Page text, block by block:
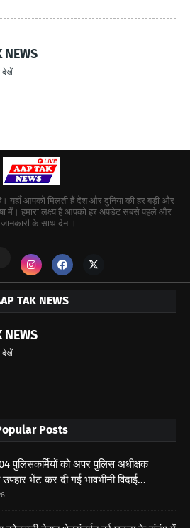
NEWS
देखें
यहाँ आपको मिलती हैं देश और दुनिया की हर बड़ी और
में। हमारा लक्ष्य है आपको हर अपडेट सबसे पहले और
के साथ देना।
TAK NEWS
NEWS
देखें
Posts
पुलिसकर्मियों को अपर पुलिस अधीक्षक
उपहार भेंट कर दी गई भावभीनी विदाई...